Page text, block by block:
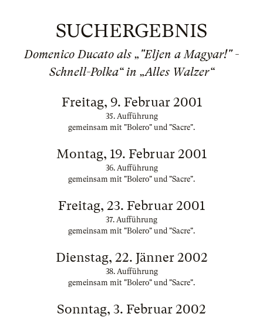
SUCHERGEBNIS
Domenico Ducato als „"Eljen a Magyar!" -
Schnell-Polka“ in „Alles Walzer“
Freitag, 9. Februar 2001
35. Aufführung
gemeinsam mit "Bolero" und "Sacre".
Montag, 19. Februar 2001
36. Aufführung
gemeinsam mit "Bolero" und "Sacre".
Freitag, 23. Februar 2001
37. Aufführung
gemeinsam mit "Bolero" und "Sacre".
Dienstag, 22. Jänner 2002
38. Aufführung
gemeinsam mit "Bolero" und "Sacre".
Sonntag, 3. Februar 2002